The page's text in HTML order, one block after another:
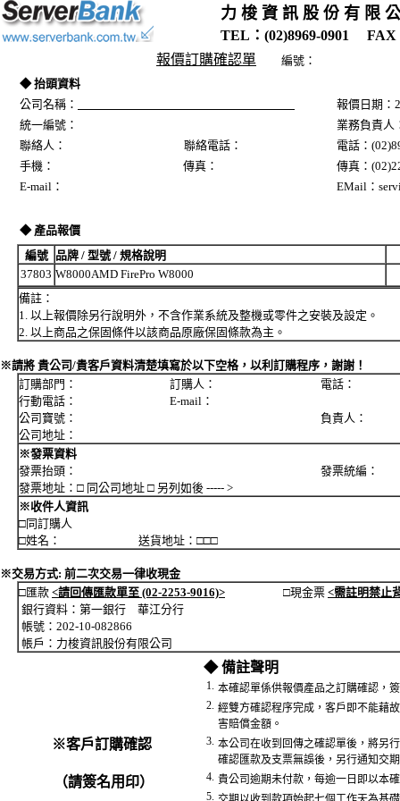
力 梭 資 訊 股 份 有 限
TEL：(02)8969-0901 FAX
報價訂購確認單
編號：
◆ 抬頭資料
公司名稱：
報價日期
統一編號：
業務負責人
聯絡人： 聯絡電話：
電話：
手機： 傳真：
傳真：
E-mail：
EMail：
◆ 產品報價
編號
品牌 / 型號 / 規格說明
37803 W8000AMD FirePro W8000
備註：
1. 以上報價除另行說明外，不含作業系統及整機或零件之安裝及設定。
2. 以上商品之保固條件以該商品原廠保固條款為主。
※請將 貴公司/貴客戶資料清楚填寫於以下空格，以利訂購程序，謝謝！
訂購部門： 訂購人： 電話：
行動電話： E-mail：
公司寶號： 負責人：
公司地址：
※發票資料
發票抬頭： 發票統編：
發票地址：□ 同公司地址 □ 另列如後 ----- >
※收件人資訊
□同訂購人
□姓名： 送貨地址：□□□
※交易方式: 前二次交易一律收現金
□匯款 <請回傳匯款單至 (02-2253-9016)> □現金票 <需註明禁止
銀行資料：第一銀行 華江分行
帳號：202-10-082866
帳戶：力梭資訊股份有限公司
※客戶訂購確認
（請簽名用印）
◆ 備註聲明
1. 本確認單係供報價產品之訂購確認，
2. 經雙方確認程序完成，客戶即不能藉
害賠償金額。
3. 本公司在收到回傳之確認單後，將另
確認匯款及支票無誤後，另行通知交
4. 貴公司逾期未付款，每逾一日即以本
5.